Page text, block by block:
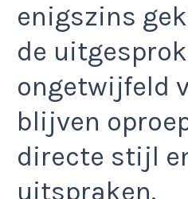
enigszins
de
ongetwijfeld
blijven
directe stijl
uitspraken.